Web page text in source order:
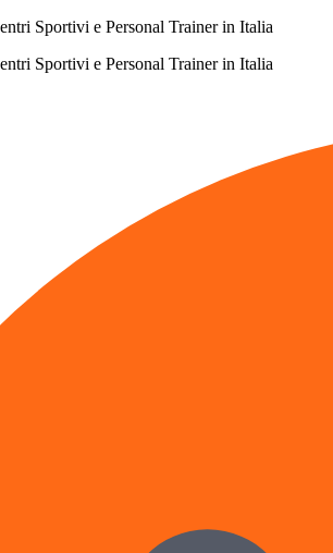
Sportivi e Personal Trainer in Italia
Sportivi e Personal Trainer in Italia